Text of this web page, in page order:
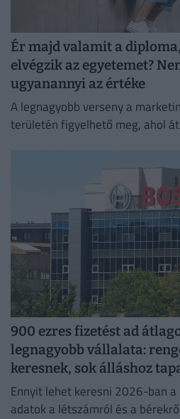
Ér majd valamit a
elvégzik az egyetemet?
ugyanannyi az értéke
A legnagyobb verseny a
területén figyelhető meg, ahol
900 ezres fizetést ad
legnagyobb vállalata:
keresnek, sok álláshoz
Ennyit lehet keresni 2026-ban a
adatok a létszámról és a